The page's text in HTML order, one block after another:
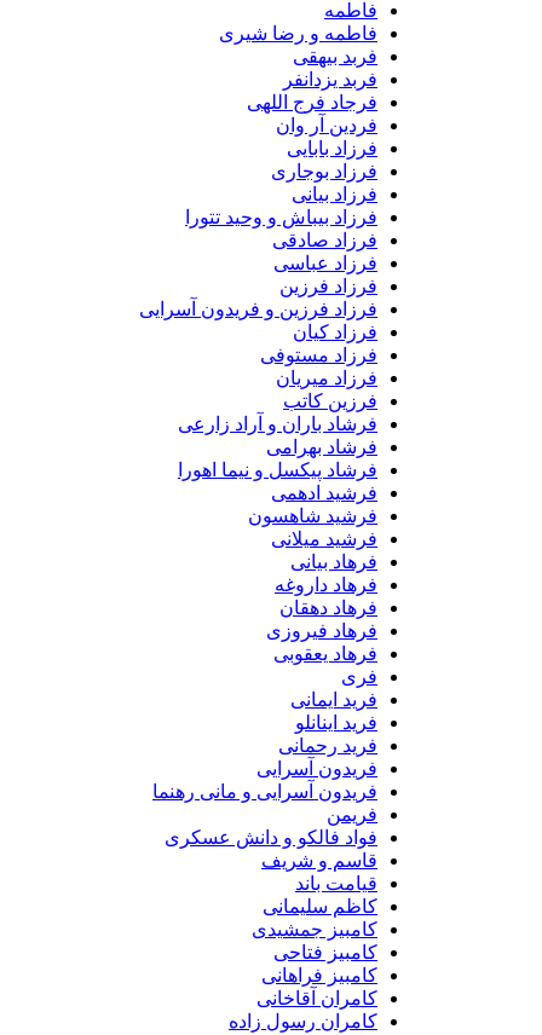
فاطمه و رضا شیری
فربد بیهقی
فربد یزدانفر
فرجاد فرج اللهی
فردین آر وان
فرزاد بابایی
فرزاد بوجاری
فرزاد بیانی
فرزاد بیباش و وحید تتورا
فرزاد صادقی
فرزاد عباسی
فرزاد فرزین
فرزاد فرزین و فریدون آسرایی
فرزاد کیان
فرزاد مستوفی
فرزاد میریان
فرزین کاتب
فرشاد باران و آراد زارعی
فرشاد بهرامی
فرشاد پیکسل و نیما اهورا
فرشید ادهمی
فرشید شاهسون
فرشید میلانی
فرهاد بیانی
فرهاد داروغه
فرهاد دهقان
فرهاد فیروزی
فرهاد یعقوبی
فرید ایمانی
فرید اینانلو
فرید رحمانی
فریدون آسرایی
فریدون آسرایی و مانی رهنما
فواد فالکو و دانش عسکری
قاسم و شریف
قیامت باند
کاظم سلیمانی
کامبیز جمشیدی
کامبیز فتاحی
کامبیز فراهانی
کامران آقاخانی
کامران رسول زاده